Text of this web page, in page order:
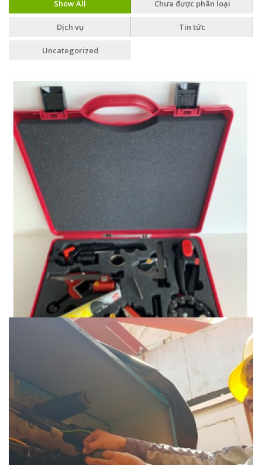
Show All Chưa được phân loại
Dịch vụ Tin tức
Uncategorized